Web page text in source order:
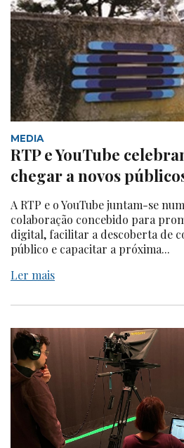
MEDIA
RTP e YouTube
chegar a novos
A RTP e o YouTube juntam-se
colaboração concebido para
digital, facilitar a descoberta de
público e capacitar a próxima...
Ler mais